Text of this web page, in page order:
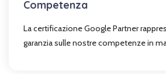
Competenza
La certificazione Google Partner
garanzia sulle nostre competenze in